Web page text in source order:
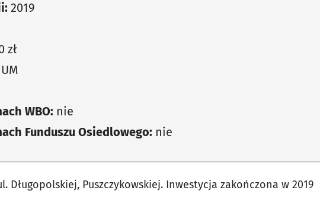
2019
zł
WBO: nie
Funduszu Osiedlowego: nie
Puszczykowskiej. Inwestycja zakończona w 2019